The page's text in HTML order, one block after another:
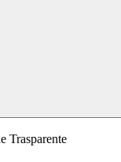
Trasparente